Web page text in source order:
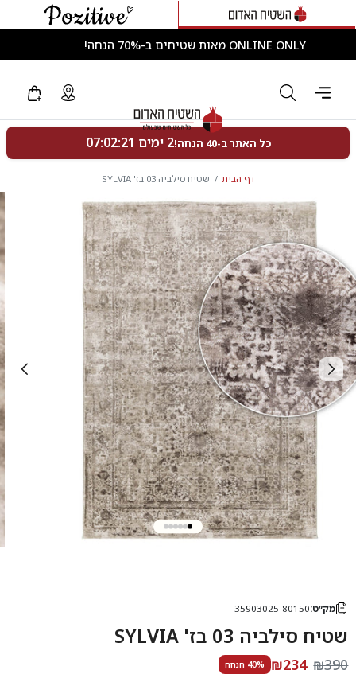
ONLINE ONLY מאות שטיחים ב-70% הנחה!
דף הבית שטיח סילביה 03 בז' SYLVIA
מק״ט:35903025-80150
שטיח סילביה 03 בז' SYLVIA
₪390
₪234 40% הנחה